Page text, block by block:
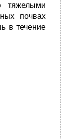
тяжелыми
почвах
в течение